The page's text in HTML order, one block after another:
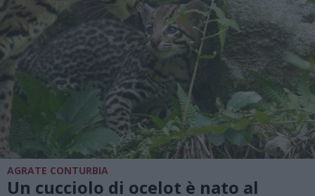
AGRATE CONTURBIA
Un cucciolo di ocelot è nato al